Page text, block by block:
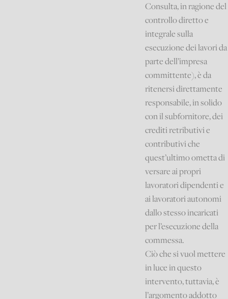
Consulta, in ragione del
controllo diretto e
integrale sulla
esecuzione dei lavori da
parte dell’impresa
committente), è da
ritenersi direttamente
responsabile, in solido
con il subfornitore, dei
crediti retributivi e
contributivi che
quest’ultimo ometta di
versare ai propri
lavoratori dipendenti e
ai lavoratori autonomi
dallo stesso incaricati
per l’esecuzione della
commessa.
Ciò che si vuol mettere
in luce in questo
intervento, tuttavia, è
l’argomento addotto